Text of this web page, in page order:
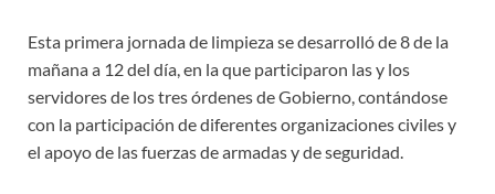
Esta primera jornada de limpieza se desarrolló de 8 de la
mañana a 12 del día, en la que participaron las y los
servidores de los tres órdenes de Gobierno, contándose
con la participación de diferentes organizaciones civiles y
el apoyo de las fuerzas de armadas y de seguridad.